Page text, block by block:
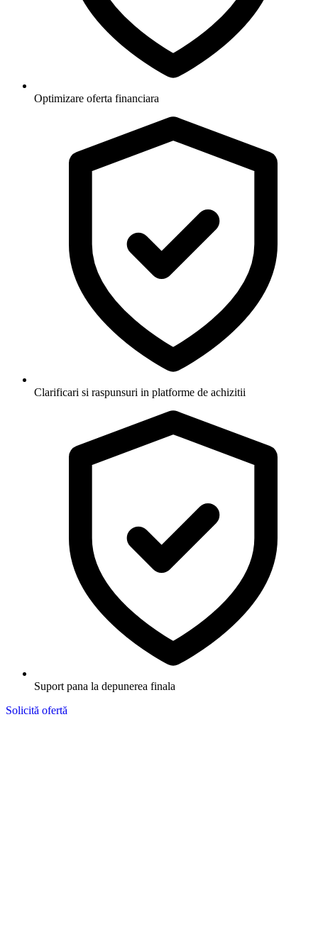
Optimizare oferta financiara
Clarificari si raspunsuri in platforme de achizitii
Suport pana la depunerea finala
Solicită ofertă